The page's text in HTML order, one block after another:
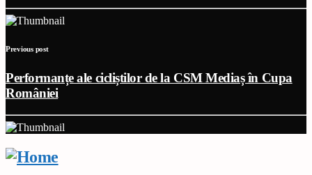
Previous post
Performanțe ale cicliștilor de la CSM Mediaș în Cupa
României